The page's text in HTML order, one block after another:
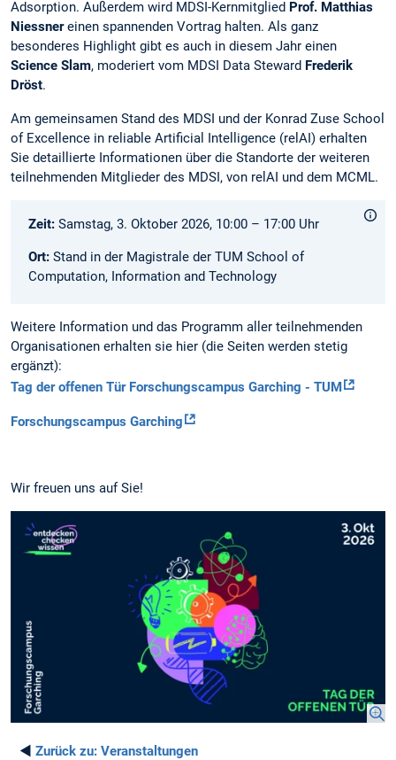
Adsorption. Außerdem wird MDSI-Kernmitglied Prof. Matthias
Niessnereinen spannenden Vortrag halten. Als ganz
besonderes Highlight gibt es auch in diesem Jahr einen
Science Slam, moderiert vom MDSI Data Steward Frederik
Dröst.
Am gemeinsamen Stand des MDSI und der Konrad Zuse School
of Excellence in reliable Artificial Intelligence (relAI) erhalten
Sie detaillierte Informationen über die Standorte der weiteren
teilnehmenden Mitglieder des MDSI, von relAI und dem MCML.
Zeit: Samstag, 3. Oktober 2026, 10:00 – 17:00 Uhr
Ort: Stand in der Magistrale der TUM School of
Computation, Information and Technology
Weitere Information und das Programm aller teilnehmenden
Organisationen erhalten sie hier (die Seiten werden stetig
ergänzt):
Tag der offenen Tür Forschungscampus Garching - TUM
Forschungscampus Garching
Wir freuen uns auf Sie!
◄ Zurück zu: Veranstaltungen